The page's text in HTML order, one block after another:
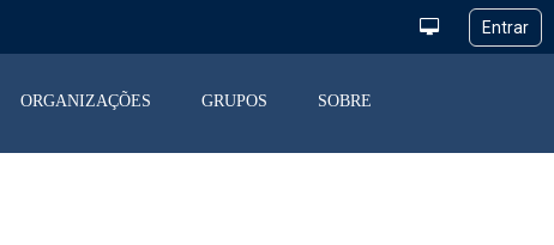
ORGANIZAÇÕES GRUPOS SOBRE